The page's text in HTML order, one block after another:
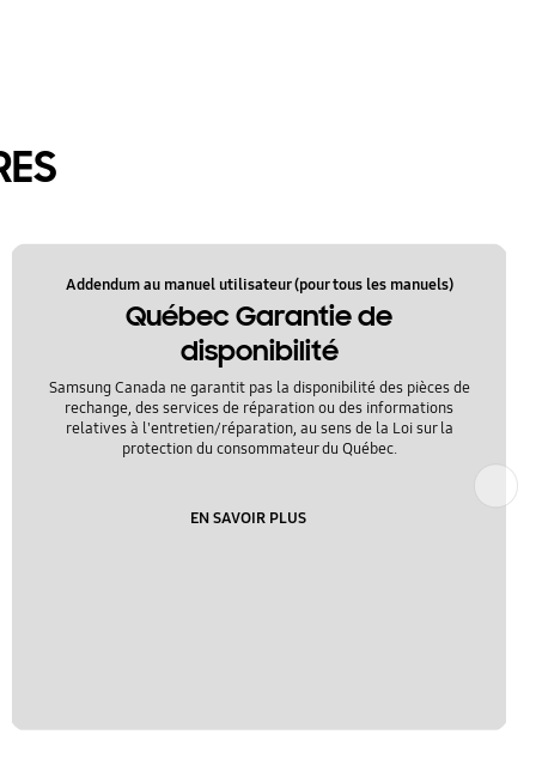
Addendum au manuel utilisateur (pour tous les manuels)
Québec Garantie de
disponibilité
Samsung Canada ne garantit pas la disponibilité des pièces de
rechange, des services de réparation ou des informations
relatives à l'entretien/réparation, au sens de la Loi sur la
protection du consommateur du Québec.
EN SAVOIR PLUS